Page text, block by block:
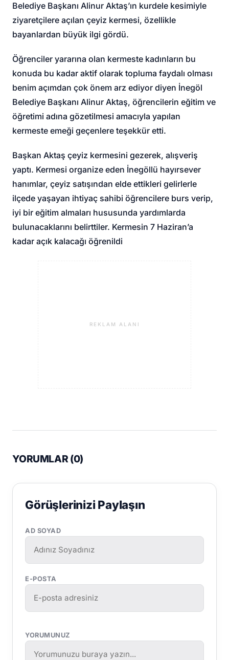
Belediye Başkanı Alinur Aktaş’ın kurdele kesimiyle
ziyaretçilere açılan çeyiz kermesi, özellikle
bayanlardan büyük ilgi gördü.
Öğrenciler yararına olan kermeste kadınların bu
konuda bu kadar aktif olarak topluma faydalı olması
benim açımdan çok önem arz ediyor diyen İnegöl
Belediye Başkanı Alinur Aktaş, öğrencilerin eğitim ve
öğretimi adına gözetilmesi amacıyla yapılan
kermeste emeği geçenlere teşekkür etti.
Başkan Aktaş çeyiz kermesini gezerek, alışveriş
yaptı. Kermesi organize eden İnegöllü hayırsever
hanımlar, çeyiz satışından elde ettikleri gelirlerle
ilçede yaşayan ihtiyaç sahibi öğrencilere burs verip,
iyi bir eğitim almaları hususunda yardımlarda
bulunacaklarını belirttiler. Kermesin 7 Haziran’a
kadar açık kalacağı öğrenildi
REKLAM ALANI
YORUMLAR (0)
Görüşlerinizi Paylaşın
AD SOYAD
E-POSTA
YORUMUNUZ